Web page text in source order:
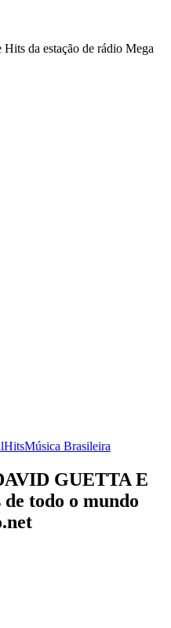
da estação de rádio Mega
HitsMúsica Brasileira
GUETTA E
todo o mundo